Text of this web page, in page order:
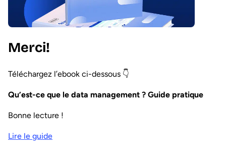
Merci!
Téléchargez l’ebook ci-dessous 👇
Qu’est-ce que le data management ? Guide pratique
Bonne lecture !
Lire le guide